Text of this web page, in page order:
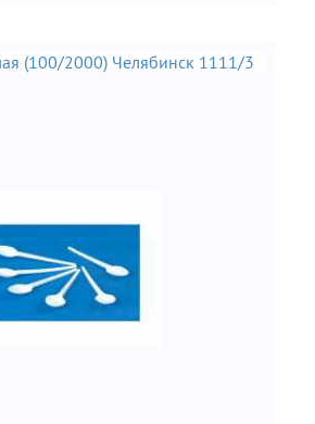
(100/2000) Челябинск 1111/3